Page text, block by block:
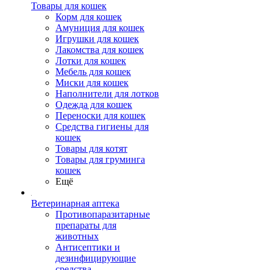
Товары для кошек
Корм для кошек
Амуниция для кошек
Игрушки для кошек
Лакомства для кошек
Лотки для кошек
Мебель для кошек
Миски для кошек
Наполнители для лотков
Одежда для кошек
Переноски для кошек
Средства гигиены для
кошек
Товары для котят
Товары для груминга
кошек
Ещё
Ветеринарная аптека
Противопаразитарные
препараты для
животных
Антисептики и
дезинфицирующие